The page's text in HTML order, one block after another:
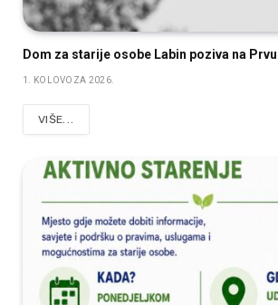
Dom za starije osobe Labin poziva na
1. KOLOVOZA 2026.
VIŠE...